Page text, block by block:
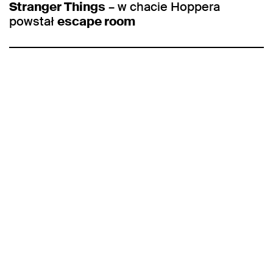
Stranger Things – w chacie Hoppera
powstałescape room